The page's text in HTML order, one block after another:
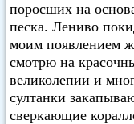
поросших на
песка. Лениво
моим появлением
смотрю на
великолепии и
султанки
сверкающие